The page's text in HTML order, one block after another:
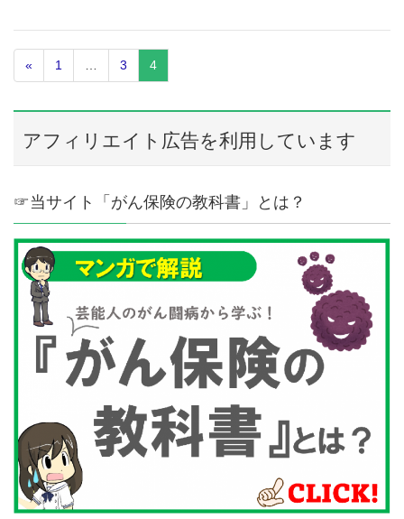
« 1 3 4
アフィリエイト広告を利用しています
☞当サイト「がん保険の教科書」とは？